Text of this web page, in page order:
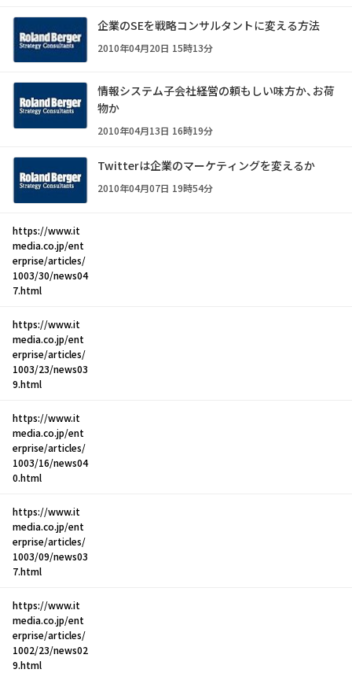
企業のSEを戦略コンサルタントに変える方法
2010年04月20日 15時13分
情報システム子会社――経営の頼もしい味方か、お荷
物か
2010年04月13日 16時19分
Twitterは企業のマーケティングを変えるか
2010年04月07日 19時54分
https://www.it
media.co.jp/ent
erprise/articles/
1003/30/news04
7.html
https://www.it
media.co.jp/ent
erprise/articles/
1003/23/news03
9.html
https://www.it
media.co.jp/ent
erprise/articles/
1003/16/news04
0.html
https://www.it
media.co.jp/ent
erprise/articles/
1003/09/news03
7.html
https://www.it
media.co.jp/ent
erprise/articles/
1002/23/news02
9.html